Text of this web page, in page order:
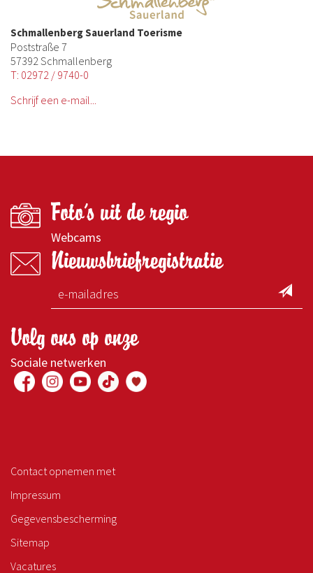
Schmallenberg Sauerland Toerisme
Poststraße 7
57392 Schmallenberg
T: 02972 / 9740-0
Schrijf een e-mail...
Foto's uit de regio
Webcams
Nieuwsbriefregistratie
Volg ons op onze
Sociale netwerken
Contact opnemen met
Impressum
Gegevensbescherming
Sitemap
Vacatures